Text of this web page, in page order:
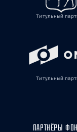
Титульный
Титульный
ПАРТНЁРЫ